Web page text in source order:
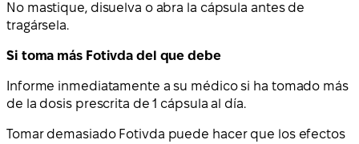
No mastique, disuelva o abra la cápsula antes de
tragársela.
Si toma más Fotivda del que debe
Informe inmediatamente a su médico si ha tomado más
de la dosis prescrita de 1 cápsula al día.
Tomar demasiado Fotivda puede hacer que los efectos